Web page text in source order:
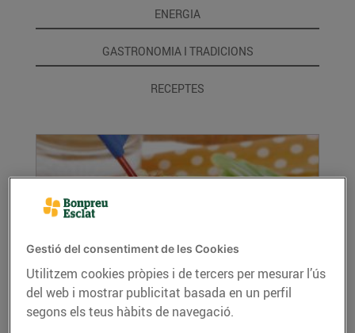
ENERGIA
GASTRONOMIA I TRADICIONS
RECEPTES
Arròs saltat amb verdures i gambes
14/de gener/2022
Gestió del consentiment de les Cookies
Utilitzem cookies pròpies i de tercers per mesurar l’ús
del web i mostrar publicitat basada en un perfil
segons els teus hàbits de navegació.